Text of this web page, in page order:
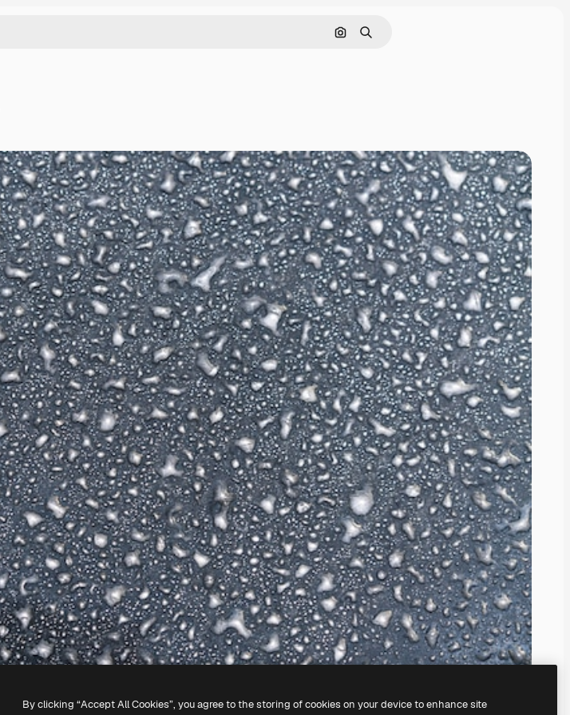
Cerca per immagine
Ricerca
By clicking “Accept All Cookies”, you agree to the storing of cookies on your device to enhance site